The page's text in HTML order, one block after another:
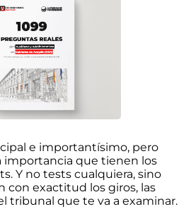
e importantísimo, pero
importancia que tienen los
Y no tests cualquiera, sino
con exactitud los giros, las
tribunal que te va a examinar.